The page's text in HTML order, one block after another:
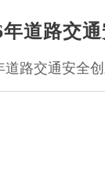
年道路交
道路交通安全